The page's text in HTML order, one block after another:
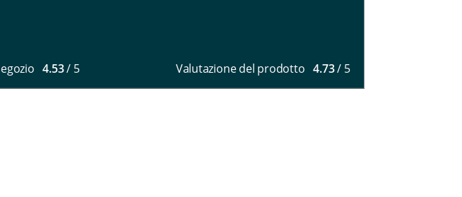
4.53/ 5 Valutazione del prodotto 4.73/ 5